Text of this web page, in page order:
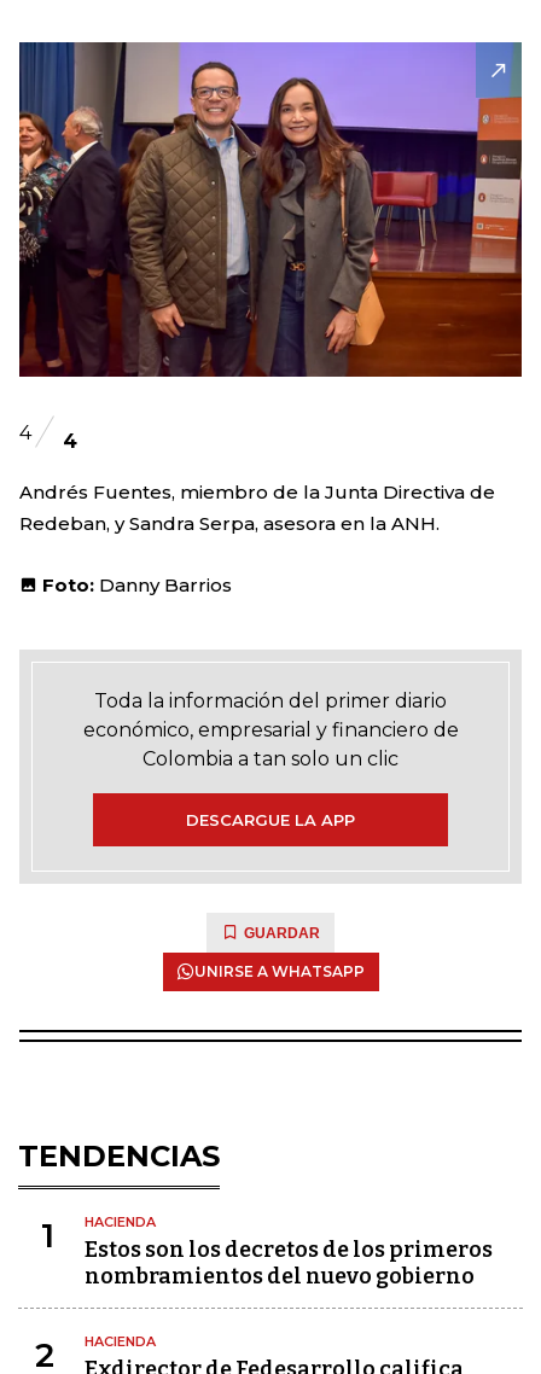
4 4
Andrés Fuentes, miembro de la Junta Directiva de
Redeban, y Sandra Serpa, asesora en la ANH.
Foto: Danny Barrios
Toda la información del primer diario
económico, empresarial y financiero de
Colombia a tan solo un clic
DESCARGUE LA APP
GUARDAR
UNIRSE A WHATSAPP
TENDENCIAS
1 HACIENDA
Estos son los decretos de los primeros
nombramientos del nuevo gobierno
2 HACIENDA